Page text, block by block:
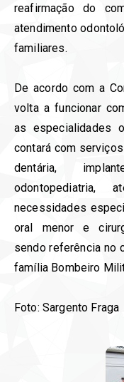
reafirmação do
atendimento
familiares.
De acordo com a
volta a funcionar
as especialidades
contará com
dentária,
odontopediatria,
necessidades
oral menor e
sendo referência no
família Bombeiro
Foto: Sargento Fraga